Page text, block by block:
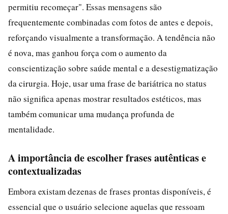
permitiu recomeçar". Essas mensagens são
frequentemente combinadas com fotos de antes e depois,
reforçando visualmente a transformação. A tendência não
é nova, mas ganhou força com o aumento da
conscientização sobre saúde mental e a desestigmatização
da cirurgia. Hoje, usar uma frase de bariátrica no status
não significa apenas mostrar resultados estéticos, mas
também comunicar uma mudança profunda de
mentalidade.
A importância de escolher frases autênticas e
contextualizadas
Embora existam dezenas de frases prontas disponíveis, é
essencial que o usuário selecione aquelas que ressoam